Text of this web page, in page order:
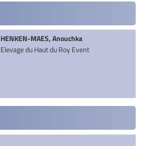
HENKEN-MAES, Anouchka
Elevage du Haut du Roy Event